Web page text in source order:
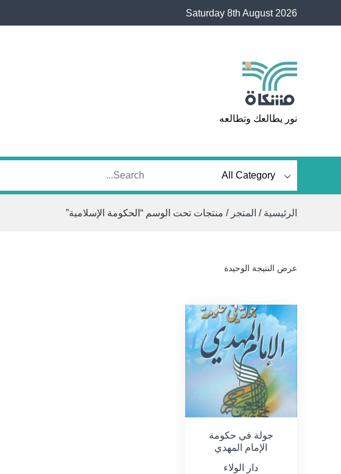
Saturday 8th August 2026
مشكاة
نور يطالعك وتطالعه
الرئيسية / المتجر / منتجات تحت الوسم “الحكومة الإسلامية”
عرض النتيجة الوحيدة
جولة في حكومة
الإمام المهدي
دار الولاء